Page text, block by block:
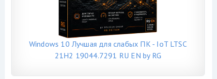
Windows 10 Лучшая для слабых ПК - IoT LTSC
21H2 19044.7291 RU EN by RG